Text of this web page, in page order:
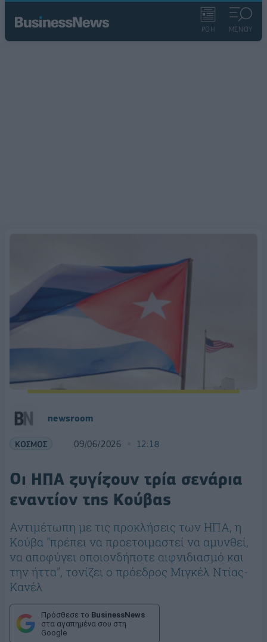
ΡΟΗ ΜΕΝΟΥ
newsroom
ΚΟΣΜΟΣ 09/06/2026 12:18
Οι ΗΠΑ ζυγίζουν τρία σενάρια
εναντίον της Κούβας
Αντιμέτωπη με τις προκλήσεις των ΗΠΑ, η
Κούβα "πρέπει να προετοιμαστεί να αμυνθεί,
να αποφύγει οποιονδήποτε αιφνιδιασμό και
την ήττα", τονίζει o πρόεδρος Μιγκέλ Ντίας-
Κανέλ
Πρόσθεσε το BusinessNews
στα αγαπημένα σου στη
Google